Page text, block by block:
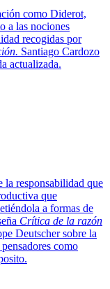
como Diderot,
a las nociones
recogidas por
Santiago Cardozo
actualizada.
la responsabilidad que
que
a formas de
Crítica de la razón
Deutscher sobre la
como